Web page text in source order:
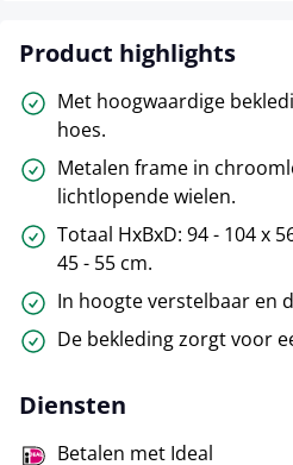
Product highlights
Met hoogwaardige
hoes.
Metalen frame in
lichtlopende wielen.
Totaal HxBxD: 94 - 104 x
45 - 55 cm.
In hoogte verstelbaar en
De bekleding zorgt voor
Diensten
Betalen met Ideal